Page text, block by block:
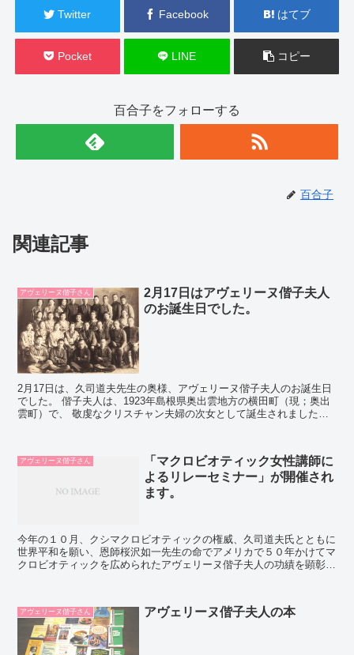
Twitter Facebook はてブ
Pocket LINE コピー
百合子をフォローする
百合子
関連記事
アヴェリーヌ偕子さん
2月17日はアヴェリーヌ偕子夫人
のお誕生日でした。
2月17日は、久司道夫先生の奥様、アヴェリーヌ偕子夫人のお誕生日
でした。 偕子夫人は、1923年島根県奥出雲地方の横田町（現；奥出
雲町）で、 敬虔なクリスチャン夫婦の次女として誕生されました。
アヴェリーヌ偕子さん
「マクロビオティック女性講師に
よるリレーセミナー」が開催され
ます。
今年の１０月、クシマクロビオティックの権威、久司道夫氏とともに
世界平和を願い、恩師桜沢如一先生の命でアメリカで５０年かけてマ
クロビオティックを広められたアヴェリーヌ偕子夫人の功績を顕彰す
アヴェリーヌ偕子さん アヴェリーヌ偕子夫人の本